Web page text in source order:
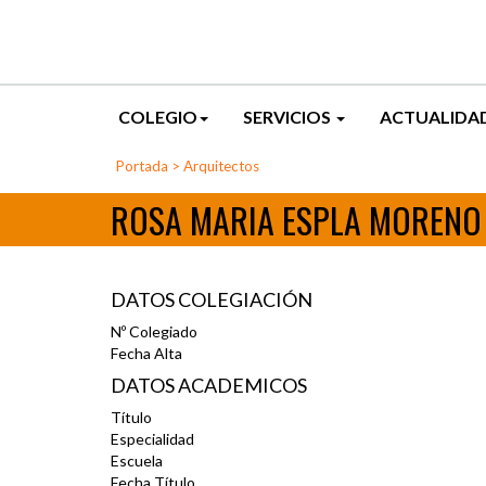
COLEGIO SERVICIOS
Portada > Arquitectos
ROSA MARIA ESPLA MORENO
DATOS COLEGIACIÓN
Nº Colegiado
Fecha Alta
DATOS ACADEMICOS
Título
Especialidad
Escuela
Fecha Título